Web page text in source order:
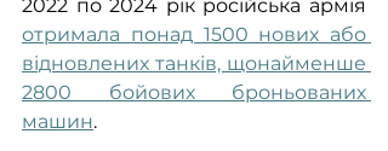
отримала понад 1500 нових або
відновлених танків, щонайменше
2800 бойових броньованих
машин.